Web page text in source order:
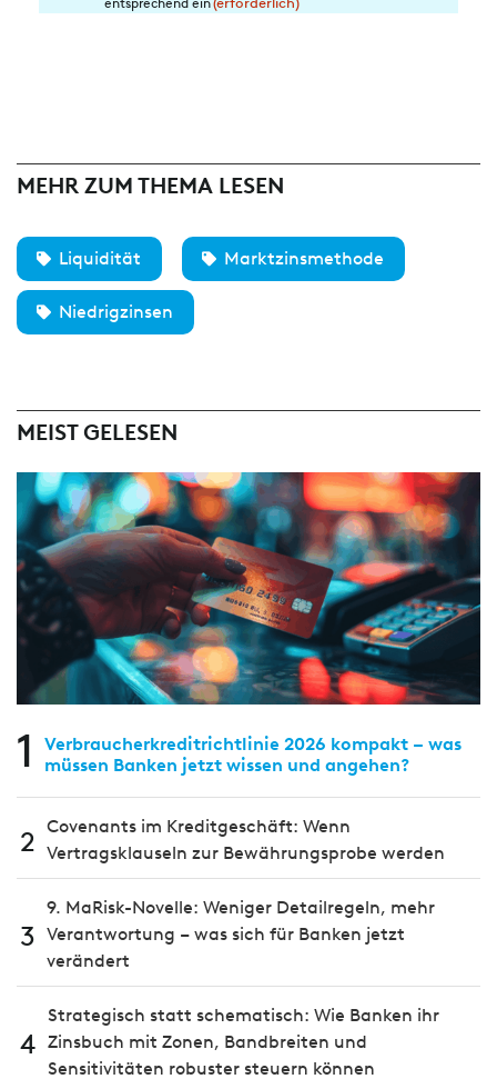
MEHR ZUM THEMA LESEN
Liquidität Marktzinsmethode
Niedrigzinsen
MEIST GELESEN
1
Verbraucherkreditrichtlinie 2026 kompakt – was
müssen Banken jetzt wissen und angehen?
2 Covenants im Kreditgeschäft: Wenn
Vertragsklauseln zur Bewährungsprobe werden
3
9. MaRisk-Novelle: Weniger Detailregeln, mehr
Verantwortung – was sich für Banken jetzt
verändert
4
Strategisch statt schematisch: Wie Banken ihr
Zinsbuch mit Zonen, Bandbreiten und
Sensitivitäten robuster steuern können